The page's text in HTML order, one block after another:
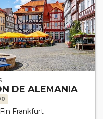
DE ALEMANIA
Frankfurt